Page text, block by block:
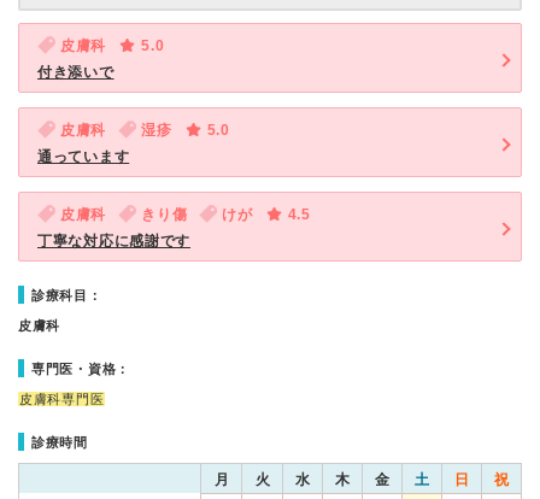
皮膚科
5.0
付き添いで
皮膚科 湿疹
5.0
通っています
皮膚科 きり傷 けが
4.5
丁寧な対応に感謝です
診療科目：
皮膚科
専門医・資格：
皮膚科専門医
診療時間
月 火 水 木 金 土 日 祝